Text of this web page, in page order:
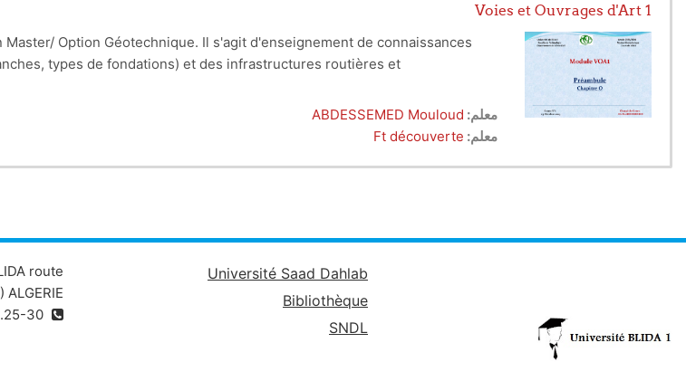
Voies et Ouvrages d'Art 1
Option Géotechnique. Il s'agit d'enseignement de connaissances
types de fondations) et des infrastructures routières et
définitions des éléments porteurs des ponts et comment les concevoir
l'initiation aux calcules des ponts, en béton, métal ou béton précontraint
descente de charge, à partir des charges mobile, comme: A(l), Br, Bt, Bc,
des pieux battus et/ou forés.
معلم: ABDESSEMED Mouloud
معلم: Ft découverte
Université Saad Dahlab
Bibliothèque
SNDL
route
ALGERIE